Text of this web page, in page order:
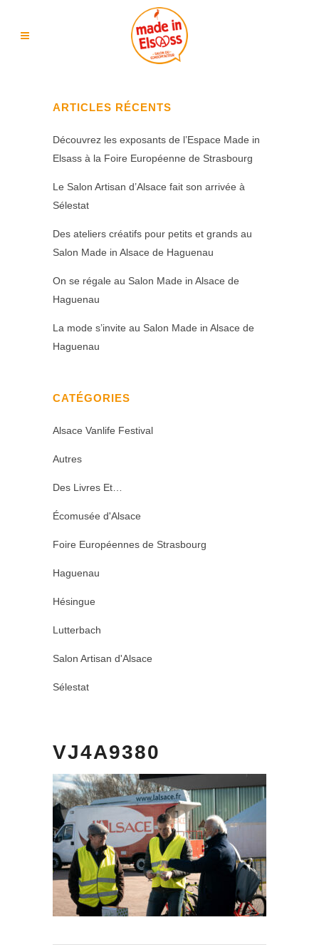
ARTICLES RÉCENTS
Découvrez les exposants de l’Espace Made in
Elsass à la Foire Européenne de Strasbourg
Le Salon Artisan d’Alsace fait son arrivée à
Sélestat
Des ateliers créatifs pour petits et grands au
Salon Made in Alsace de Haguenau
On se régale au Salon Made in Alsace de
Haguenau
La mode s’invite au Salon Made in Alsace de
Haguenau
CATÉGORIES
Alsace Vanlife Festival
Autres
Des Livres Et…
Écomusée d'Alsace
Foire Européennes de Strasbourg
Haguenau
Hésingue
Lutterbach
Salon Artisan d'Alsace
Sélestat
VJ4A9380